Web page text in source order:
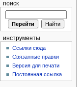
поиск
инструменты
Ссылки сюда
Связанные правки
Версия для печати
Постоянная ссылка